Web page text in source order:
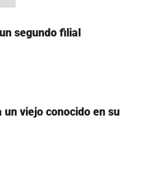
segundo filial
un viejo conocido en su